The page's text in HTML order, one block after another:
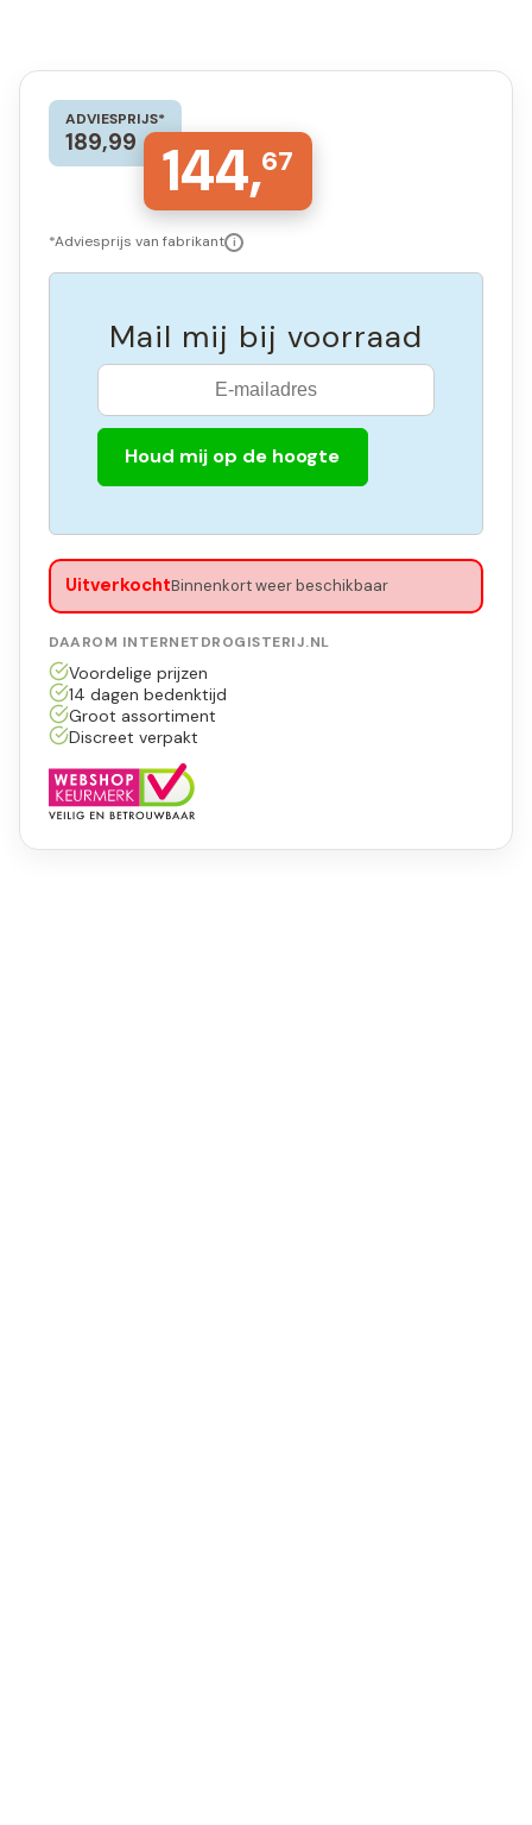
ADVIESPRIJS*
189,99 144,67
*Adviesprijs van fabrikant i
Mail mij bij voorraad
Houd mij op de hoogte
UitverkochtBinnenkort weer beschikbaar
DAAROM INTERNETDROGISTERIJ.NL
Voordelige prijzen
14 dagen bedenktijd
Groot assortiment
Discreet verpakt